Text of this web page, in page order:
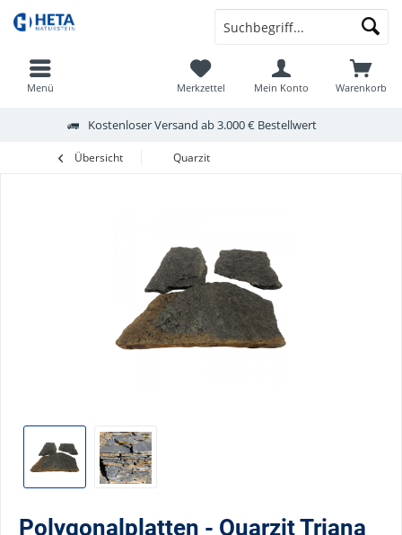
Kostenloser Versand ab 3.000 € Bestellwert
Warenkorb
Merkzettel Mein Konto
Menü
Übersicht Quarzit
Polygonalplatten - Quarzit Triana